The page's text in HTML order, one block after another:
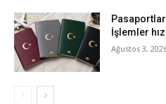
İşlemler
Ağustos 3,